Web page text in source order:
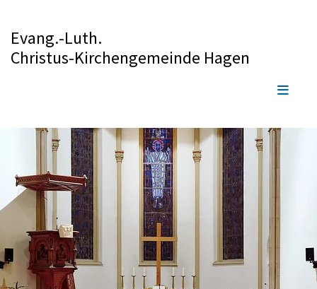
Evang.-Luth.
Christus-Kirchengemeinde Hagen